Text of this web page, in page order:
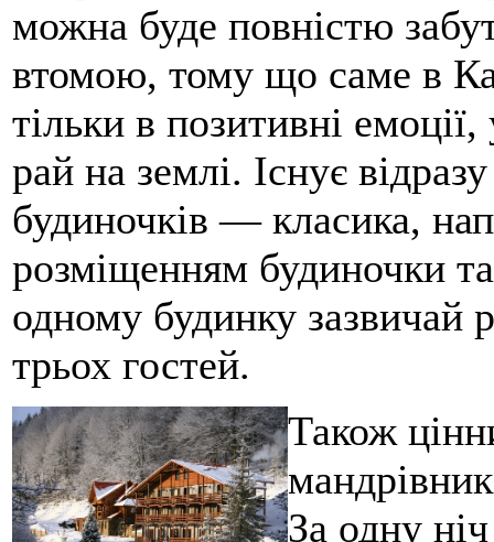
можна буде повністю
втомою, тому що саме в
тільки в позитивні
рай на землі. Існує
будиночків — класика,
розміщенням будиночки
одному будинку зазвичай
трьох гостей.
Також
За одну